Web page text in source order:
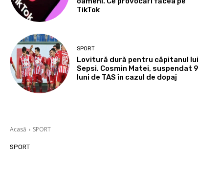
TikTok
SPORT
Lovitură dură pentru căpitanul lui
Sepsi. Cosmin Matei, suspendat 9
luni de TAS în cazul de dopaj